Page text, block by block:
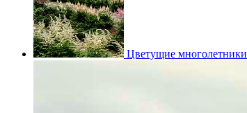
Цветущие многолетники